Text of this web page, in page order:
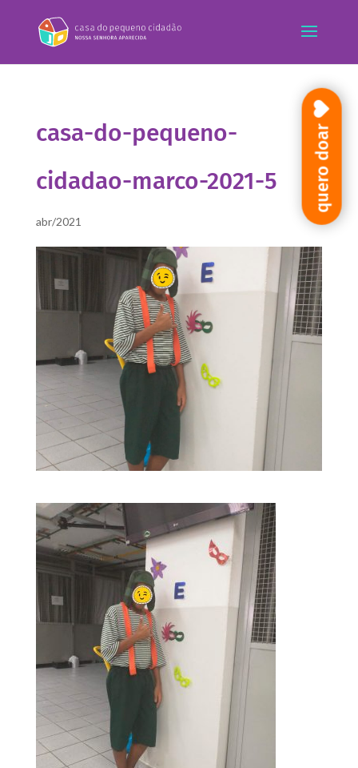
casa-do-pequeno-
cidadao-marco-2021-5
abr/2021
quero doar